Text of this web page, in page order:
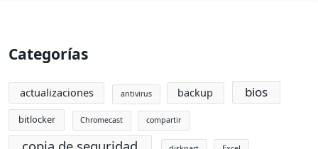
Categorías
actualizaciones antivirus backup bios
bitlocker Chromecast compartir